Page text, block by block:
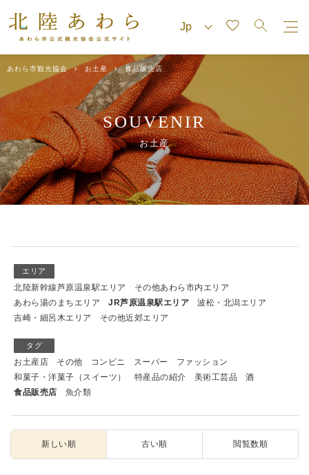
あわら市観光協会 お土産 食品販売店
SOUVENIR
お土産
エリア
北陸新幹線芦原温泉駅エリア
その他あわら市内エリア
あわら湯のまちエリア
JR芦原温泉駅エリア
波松・北潟エリア
吉崎・細呂木エリア
その他近郊エリア
タグ
お土産店 その他 コンビニ スーパー
ファッション
和菓子・洋菓子（スイーツ）
特産品の紹介 美術工芸品
酒
食品販売店
魚介類
新しい順 古い順 閲覧数順